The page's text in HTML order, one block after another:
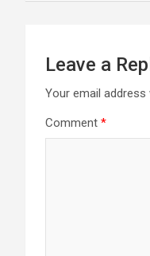
Leave a
Your email address
Comment *